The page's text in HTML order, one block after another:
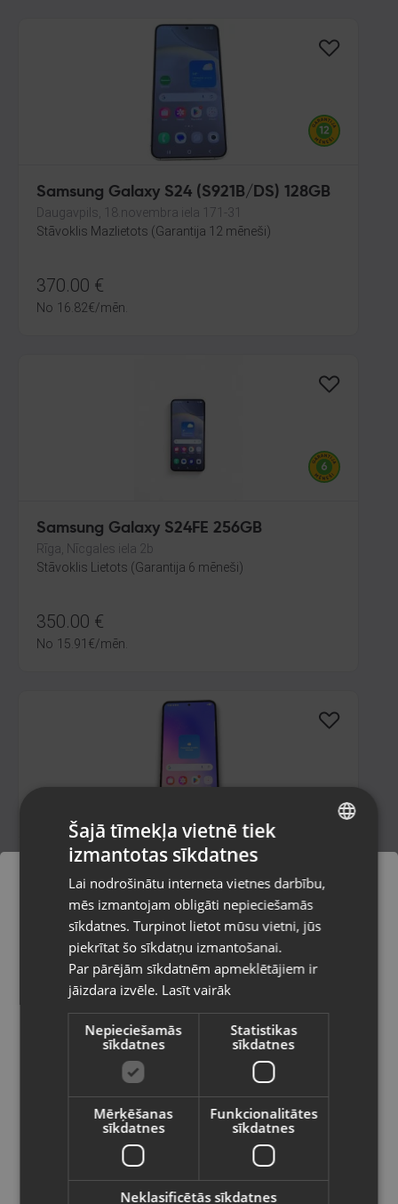
Samsung Galaxy S24 (S921B/DS) 128GB
Daugavpils, 18.novembra iela 171-31
Stāvoklis Mazlietots (Garantija 12 mēneši)
370.00 €
No 16.82€/mēn.
Samsung Galaxy S24FE 256GB
Rīga, Nīcgales iela 2b
Stāvoklis Lietots (Garantija 6 mēneši)
350.00 €
No 15.91 €/mēn.
Samsung Galaxy A54 5G ( A546B ) 128GB
Preiļi, Daugavpils iela 2
Stāvoklis Lietots (Garantija 6 mēneši)
120.00€
/mēn.
Samsung Galaxy A56 5G (SM-A566B)
Pasūtījumi tiks piegādāti uz
izvēlēto valsti
Vietnes saturs būs attēlots izvēlētajā
valodā
Valsts
Latviešu / Latvian
RUSSIAN
Šajā tīmekļa vietnē tiek
izmantotas sīkdatnes
Lai nodrošinātu interneta vietnes darbību,
mēs izmantojam obligāti nepieciešamās
sīkdatnes. Turpinot lietot mūsu vietni, jūs
piekrītat šo sīkdatņu izmantošanai.
Par pārējām sīkdatnēm apmeklētājiem ir
jāizdara izvēle. Lasīt vairāk
Nepieciešamās
sīkdatnes
Statistikas
sīkdatnes
Mērķēšanas
sīkdatnes
Funkcionalitātes
sīkdatnes
Neklasificētās sīkdatnes